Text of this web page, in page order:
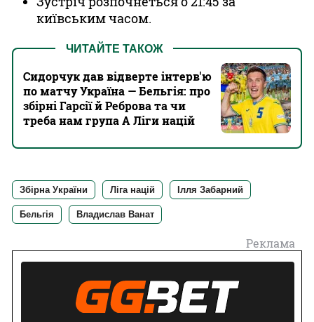
київським часом.
ЧИТАЙТЕ ТАКОЖ
Сидорчук дав відверте інтерв'ю
по матчу Україна — Бельгія: про
збірні Гарсії й Реброва та чи
треба нам група А Ліги націй
Збірна України Ліга націй Ілля Забарний
Бельгія Владислав Ванат
Реклама